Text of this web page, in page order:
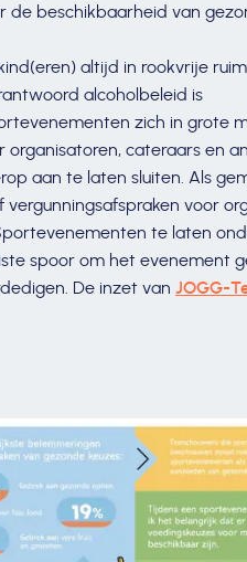
de beschikbaarheid van
altijd in rookvrije
alcoholbeleid is
zich in grote
cateraars en
aan te laten sluiten. Als
vergunningsafspraken voor
te laten
spoor om het evenement
De inzet van JOGG-